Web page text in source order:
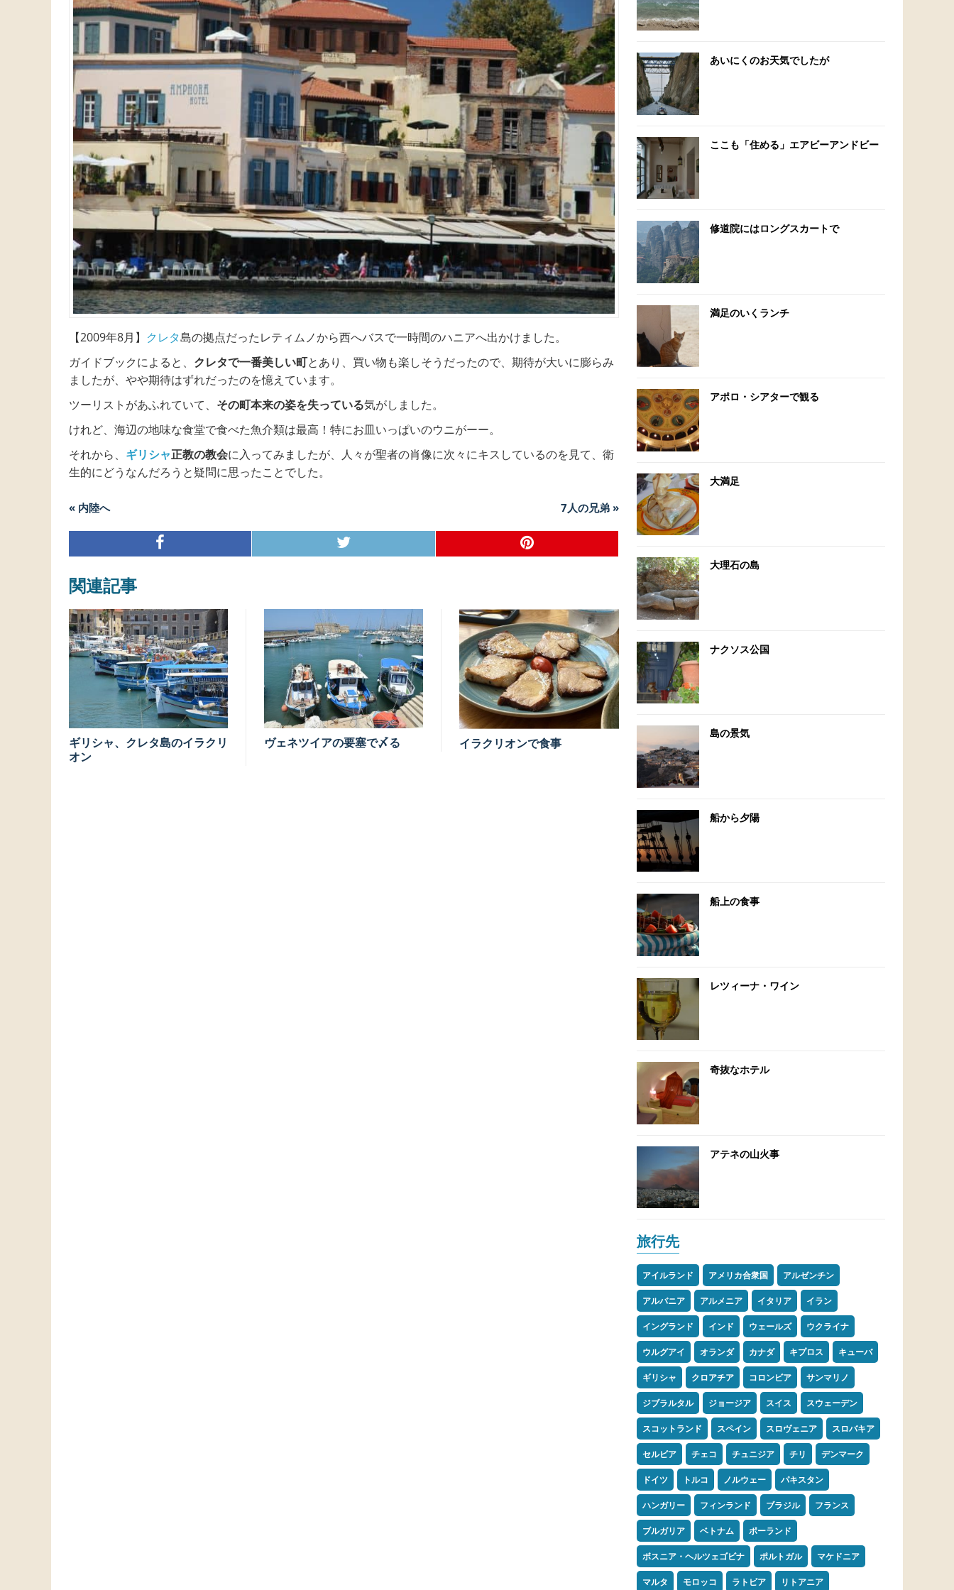
【2009年8月】 クレタ島の拠点だったレティムノから西へバスで一時間のハニアへ出かけました。
ガイドブックによると、 クレタで一番美しい町とあり、買い物も楽しそうだったので、期待が大いに膨らみ
ましたが、やや期待はずれだったのを憶えています。
ツーリストがあふれていて、 その町本来の姿を失っている気がしました。
けれど、海辺の地味な食堂で食べた魚介類は最高！特にお皿いっぱいのウニがーー。
それから、 ギリシャ正教の教会に入ってみましたが、人々が聖者の肖像に次々にキスしているのを見て、衛
生的にどうなんだろうと疑問に思ったことでした。
« 内陸へ 7人の兄弟 »
関連記事
ギリシャ、クレタ島のイラクリ
オン
ヴェネツイアの要塞で〆る イラクリオンで食事
あいにくのお天気でしたが
ここも「住める」エアビーアンドビー
修道院にはロングスカートで
満足のいくランチ
アポロ・シアターで観る
大満足
大理石の島
ナクソス公国
島の景気
船から夕陽
船上の食事
レツィーナ・ワイン
奇抜なホテル
アテネの山火事
旅行先
アイルランド アメリカ合衆国 アルゼンチン
アルバニア アルメニア イタリア イラン
イングランド インド ウェールズ ウクライナ
ウルグアイ オランダ カナダ キプロス キューバ
ギリシャ クロアチア コロンビア サンマリノ
ジブラルタル ジョージア スイス スウェーデン
スコットランド スペイン スロヴェニア スロバキア
セルビア チェコ チュニジア チリ デンマーク
ドイツ トルコ ノルウェー パキスタン
ハンガリー フィンランド ブラジル フランス
ブルガリア ベトナム ポーランド
ボスニア・ヘルツェゴビナ ポルトガル マケドニア
マルタ モロッコ ラトビア リトアニア